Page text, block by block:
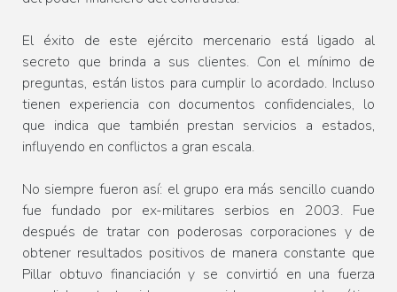
El éxito de este ejército mercenario está ligado al
secreto que brinda a sus clientes. Con el mínimo de
preguntas, están listos para cumplir lo acordado. Incluso
tienen experiencia con documentos confidenciales, lo
que indica que también prestan servicios a estados,
influyendo en conflictos a gran escala.
No siempre fueron así: el grupo era más sencillo cuando
fue fundado por ex-militares serbios en 2003. Fue
después de tratar con poderosas corporaciones y de
obtener resultados positivos de manera constante que
Pillar obtuvo financiación y se convirtió en una fuerza